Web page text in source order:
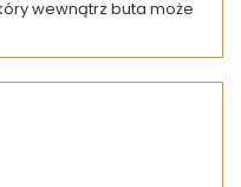
wewnątrz buta może